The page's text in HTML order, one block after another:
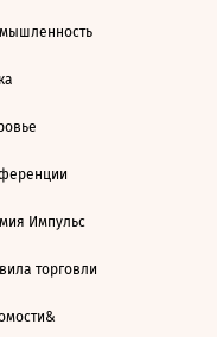
Импульс
торговли